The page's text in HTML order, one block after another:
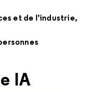
et de l’industrie,
IA